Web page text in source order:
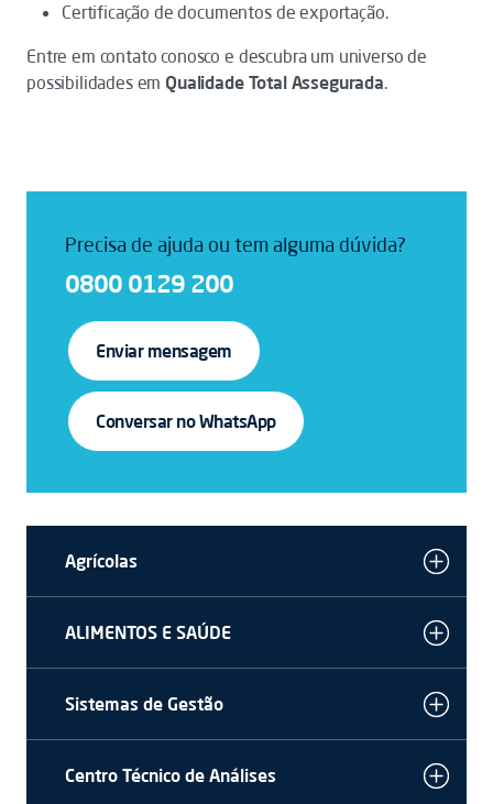
Certificação de documentos de exportação.
Entre em contato conosco e descubra um universo de
possibilidades em Qualidade Total Assegurada.
Precisa de ajuda ou tem alguma dúvida?
0800 0129 200
Enviar mensagem
Conversar no WhatsApp
Agrícolas
ALIMENTOS E SAÚDE
Sistemas de Gestão
Centro Técnico de Análises